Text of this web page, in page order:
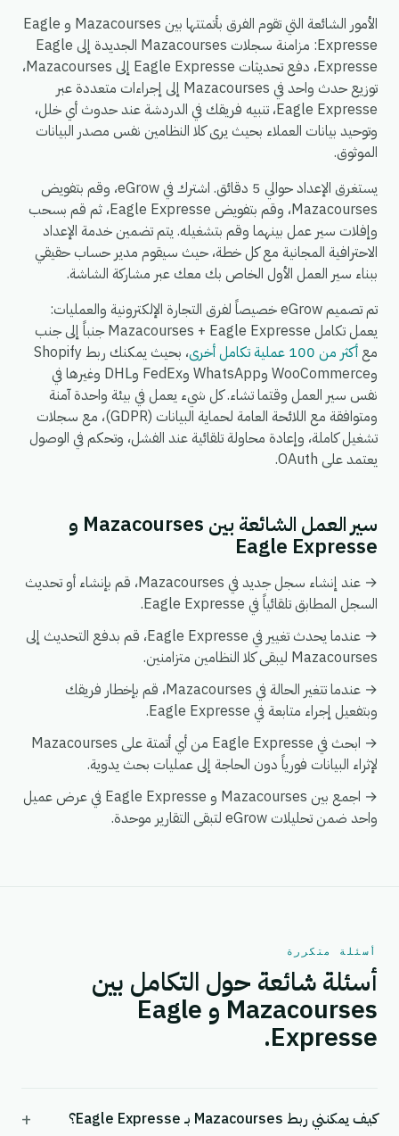
الأمور الشائعة التي تقوم الفرق بأتمتتها بين Mazacourses و Eagle
Expresse: مزامنة سجلات Mazacourses الجديدة إلى Eagle
Expresse، دفع تحديثات Eagle Expresse إلى Mazacourses،
توزيع حدث واحد في Mazacourses إلى إجراءات متعددة عبر
Eagle Expresse، تنبيه فريقك في الدردشة عند حدوث أي خلل،
وتوحيد بيانات العملاء بحيث يرى كلا النظامين نفس مصدر البيانات
الموثوق.
يستغرق الإعداد حوالي 5 دقائق. اشترك في eGrow، وقم بتفويض
Mazacourses، وقم بتفويض Eagle Expresse، ثم قم بسحب
وإفلات سير عمل بينهما وقم بتشغيله. يتم تضمين خدمة الإعداد
الاحترافية المجانية مع كل خطة، حيث سيقوم مدير حساب حقيقي
ببناء سير العمل الأول الخاص بك معك عبر مشاركة الشاشة.
تم تصميم eGrow خصيصاً لفرق التجارة الإلكترونية والعمليات:
يعمل تكامل Mazacourses + Eagle Expresse جنباً إلى جنب
معأكثر من 100 عملية تكامل أخرى
، بحيث يمكنك ربط Shopify
وWooCommerce وWhatsApp وFedEx وDHL وغيرها في
نفس سير العمل وقتما تشاء. كل شيء يعمل في بيئة واحدة آمنة
ومتوافقة مع اللائحة العامة لحماية البيانات (GDPR)، مع سجلات
تشغيل كاملة، وإعادة محاولة تلقائية عند الفشل، وتحكم في الوصول
يعتمد على OAuth.
سير العمل الشائعة بين Mazacourses و
Eagle Expresse
→ عند إنشاء سجل جديد في Mazacourses، قم بإنشاء أو تحديث
السجل المطابق تلقائياً في Eagle Expresse.
→ عندما يحدث تغيير في Eagle Expresse، قم بدفع التحديث إلى
Mazacourses ليبقى كلا النظامين متزامنين.
→ عندما تتغير الحالة في Mazacourses، قم بإخطار فريقك
وبتفعيل إجراء متابعة في Eagle Expresse.
→ ابحث في Eagle Expresse من أي أتمتة على Mazacourses
لإثراء البيانات فورياً دون الحاجة إلى عمليات بحث يدوية.
→ اجمع بين Mazacourses و Eagle Expresse في عرض عميل
واحد ضمن تحليلات eGrow لتبقى التقارير موحدة.
أسئلة متكررة
أسئلة شائعة حول التكامل بين
Mazacourses و Eagle
Expresse.
كيف يمكنني ربط Mazacourses بـ Eagle Expresse؟ +